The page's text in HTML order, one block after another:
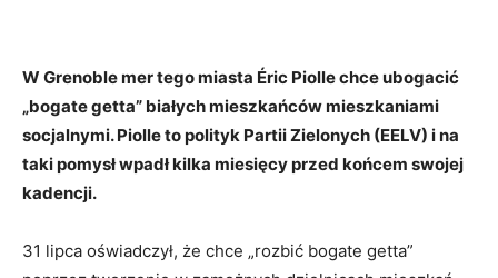
W Grenoble mer tego miasta Éric Piolle chce ubogacić
„bogate getta” białych mieszkańców mieszkaniami
socjalnymi. Piolle to polityk Partii Zielonych (EELV) i na
taki pomysł wpadł kilka miesięcy przed końcem swojej
kadencji.
31 lipca oświadczył, że chce „rozbić bogate getta”